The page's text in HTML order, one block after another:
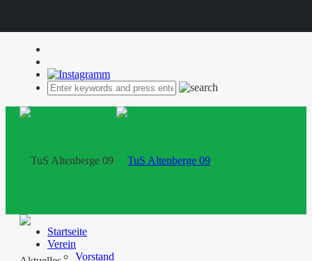
Startseite
Verein
Vorstand